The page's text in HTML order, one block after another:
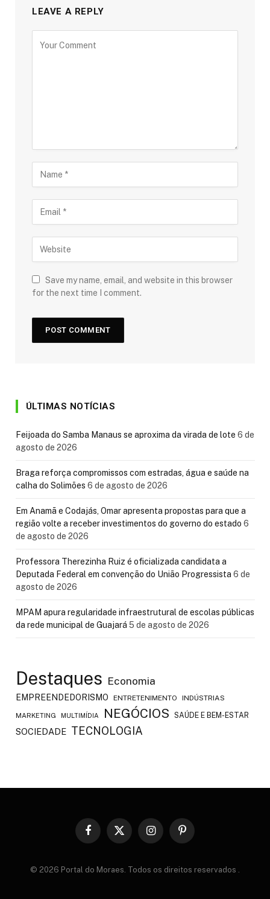
LEAVE A REPLY
Save my name, email, and website in this browser
for the next time I comment.
ÚLTIMAS NOTÍCIAS
Feijoada do Samba Manaus se aproxima da virada de lote 6 de
agosto de 2026
Braga reforça compromissos com estradas, água e saúde na
calha do Solimões 6 de agosto de 2026
Em Anamã e Codajás, Omar apresenta propostas para que a
região volte a receber investimentos do governo do estado 6
de agosto de 2026
Professora Therezinha Ruiz é oficializada candidata a
Deputada Federal em convenção do União Progressista 6 de
agosto de 2026
MPAM apura regularidade infraestrutural de escolas públicas
da rede municipal de Guajará 5 de agosto de 2026
Destaques Economia
EMPREENDEDORISMO ENTRETENIMENTO INDÚSTRIAS
MARKETING MULTIMÍDIA NEGÓCIOS SAÚDE E BEM-ESTAR
SOCIEDADE TECNOLOGIA
Facebook
X
InstagramPinterest
© 2026 Portal do Moraes. Todos os direitos reservados .